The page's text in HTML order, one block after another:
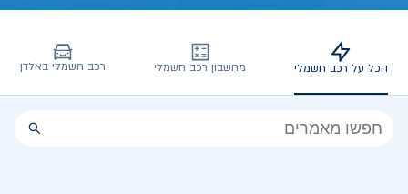
הכל על רכב חשמלי מחשבון רכב חשמלי רכב חשמלי באלדן
הכל